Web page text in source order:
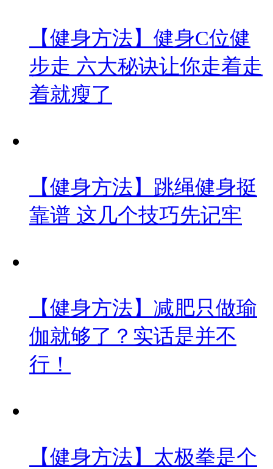
【健身方法】健身C位健
步走 六大秘诀让你走着走
着就瘦了
【健身方法】跳绳健身挺
靠谱 这几个技巧先记牢
【健身方法】减肥只做瑜
伽就够了？实话是并不
行！
【健身方法】太极拳是个